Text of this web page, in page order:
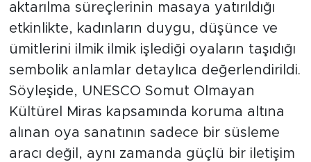
aktarılma süreçlerinin masaya yatırıldığı
etkinlikte, kadınların duygu, düşünce ve
ümitlerini ilmik ilmik işlediği oyaların taşıdığı
sembolik anlamlar detaylıca değerlendirildi.
Söyleşide, UNESCO Somut Olmayan
Kültürel Miras kapsamında koruma altına
alınan oya sanatının sadece bir süsleme
aracı değil, aynı zamanda güçlü bir iletişim